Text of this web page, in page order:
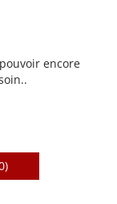
encore